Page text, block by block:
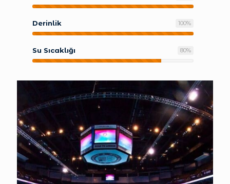
Derinlik 100%
Su Sıcaklığı 80%